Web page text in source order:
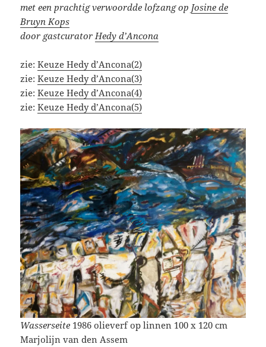
met een prachtig verwoordde lofzang op Josine de
Bruyn Kops
door gastcuratorHedy d’Ancona
zie:Keuze Hedy d’Ancona(2)
zie:Keuze Hedy d’Ancona(3)
zie:Keuze Hedy d’Ancona(4)
zie:Keuze Hedy d’Ancona(5)
Wasserseite 1986 olieverf op linnen 100 x 120 cm
Marjolijn van den Assem